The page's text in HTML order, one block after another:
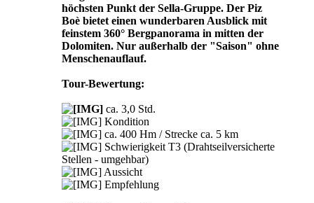
höchsten Punkt der Sella-Gruppe. Der Piz
Boè bietet einen wunderbaren Ausblick mit
feinstem 360° Bergpanorama in mitten der
Dolomiten. Nur außerhalb der "Saison" ohne
Menschenauflauf.
Tour-Bewertung:
ca. 3,0 Std.
Kondition
ca. 400 Hm / Strecke ca. 5 km
Schwierigkeit T3 (Drahtseilversicherte
Stellen - umgehbar)
Aussicht
Empfehlung